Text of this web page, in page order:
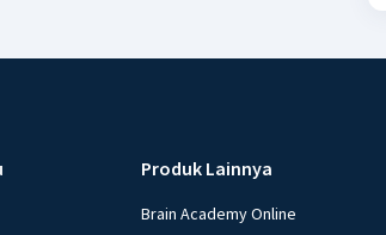
Produk Lainnya
Brain Academy Online